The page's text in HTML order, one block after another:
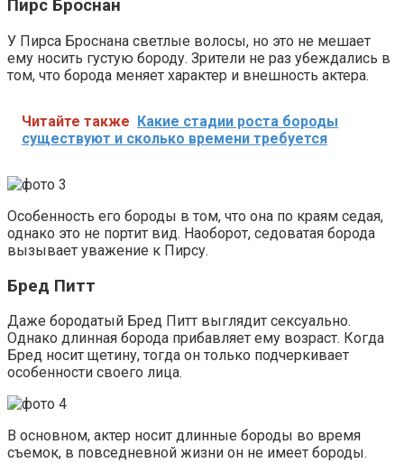
Пирс Броснан
У Пирса Броснана светлые волосы, но это не мешает
ему носить густую бороду. Зрители не раз убеждались в
том, что борода меняет характер и внешность актера.
Читайте также Какие стадии роста бороды
существуют и сколько времени требуется
Особенность его бороды в том, что она по краям седая,
однако это не портит вид. Наоборот, седоватая борода
вызывает уважение к Пирсу.
Бред Питт
Даже бородатый Бред Питт выглядит сексуально.
Однако длинная борода прибавляет ему возраст. Когда
Бред носит щетину, тогда он только подчеркивает
особенности своего лица.
В основном, актер носит длинные бороды во время
съемок, в повседневной жизни он не имеет бороды.